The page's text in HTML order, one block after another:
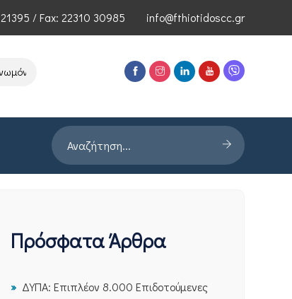
21395 / Fax: 22310 30985 info@fthiotidoscc.gr
Τεχνολογιών Αιχμής του ΕΦΕΠΑΕ Παρουσίαση Έρευνας
Πρόσφατα Άρθρα
ΔΥΠΑ: Επιπλέον 8.000 Επιδοτούμενες